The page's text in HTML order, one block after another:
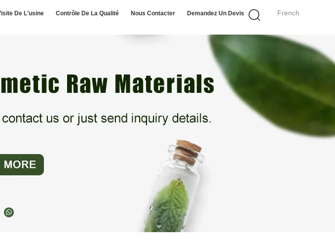
French
De L'usine Contrôle De La Qualité Nous Contacter Demandez Un Devis